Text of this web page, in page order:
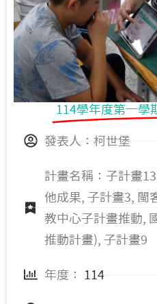
114學年度第一學
發表人：柯世堡
計畫名稱：子計畫
他成果, 子計畫3, 閩
教中心子計畫推動,
推動計畫), 子計畫9
年度： 114